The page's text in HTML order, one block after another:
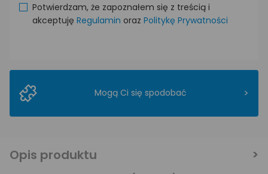
Potwierdzam, że zapoznałem się z treścią i
akceptuję Regulamin oraz Politykę Prywatności
Mogą Ci się spodobać >
Opis produktu